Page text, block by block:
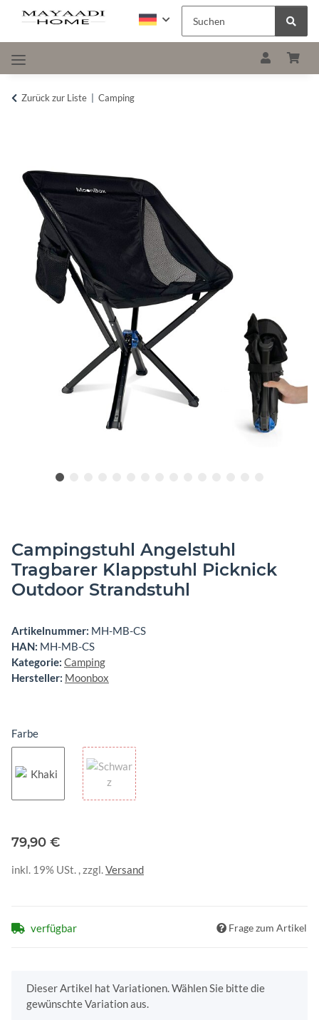
Zurück zur Liste Camping
Campingstuhl Angelstuhl
Tragbarer Klappstuhl Picknick
Outdoor Strandstuhl
Artikelnummer: MH-MB-CS
HAN: MH-MB-CS
Kategorie: Camping
Hersteller: Moonbox
Farbe
79,90 €
inkl. 19% USt. , zzgl.Versand
verfügbar Frage zum Artikel
x
Dieser Artikel hat Variationen. Wählen Sie bitte die
gewünschte Variation aus.